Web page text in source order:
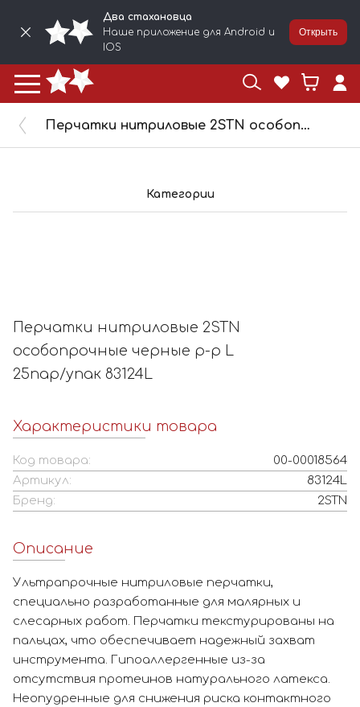
Два стахановца
Наше приложение для Android и
IOS
Открыть
Перчатки нитриловые 2STN особопрочные черные р-р L 25пар/упак 83124L
Категории
Перчатки нитриловые 2STN
особопрочные черные р-р L
25пар/упак 83124L
Характеристики товара
Код товара:
00-00018564
Артикул:
83124L
Бренд:
2STN
Описание
Ультрапрочные нитриловые перчатки,
специально разработанные для малярных и
слесарных работ. Перчатки текстурированы на
пальцах, что обеспечивает надежный захват
инструмента. Гипоаллергенные из-за
отсутствия протеинов натурального латекса.
Неопудренные для снижения риска контактного